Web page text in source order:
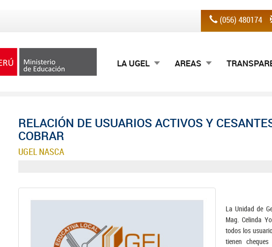
(056) 480174
LA UGEL AREAS
RELACIÓN DE USUARIOS ACTIVOS Y
COBRAR
UGEL NASCA
La Unidad de
Mag. Celinda
todos los
tienen